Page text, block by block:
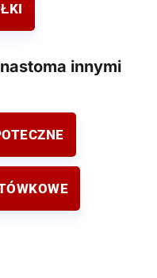
innymi